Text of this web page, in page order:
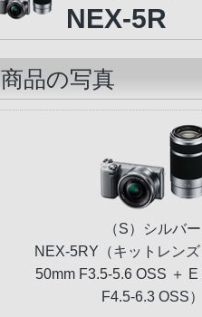
NEX-5R
商品の写真
（S）シルバー
NEX-5RY（キットレン
50mm F3.5-5.6 OSS ＋
F4.5-6.3 OSS）